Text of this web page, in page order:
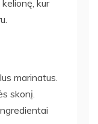
kur
marinatus.
skonį.